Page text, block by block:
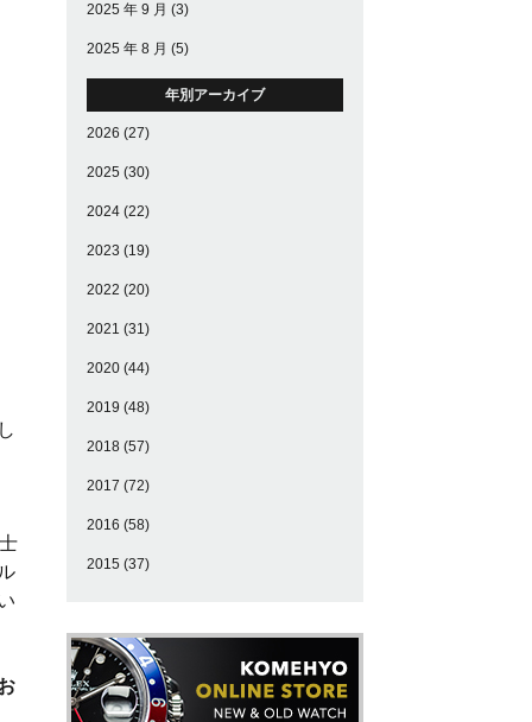
2025 年 9 月 (3)
2025 年 8 月 (5)
年別アーカイブ
2026 (27)
2025 (30)
2024 (22)
2023 (19)
2022 (20)
2021 (31)
2020 (44)
2019 (48)
2018 (57)
2017 (72)
2016 (58)
2015 (37)